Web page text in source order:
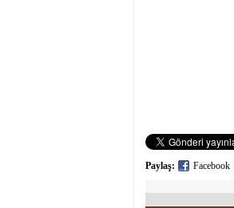
Paylaş: Facebook